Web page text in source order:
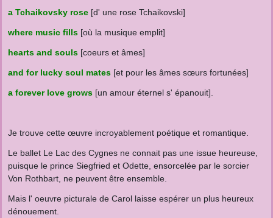
a Tchaikovsky rose [d' une rose Tchaikovski]
where music fills [où la musique emplit]
hearts and souls [coeurs et âmes]
and for lucky soul mates [et pour les âmes sœurs fortunées]
a forever love grows [un amour éternel s' épanouit].
Je trouve cette œuvre incroyablement poétique et romantique.
Le ballet Le Lac des Cygnes ne connait pas une issue heureuse,
puisque le prince Siegfried et Odette, ensorcelée par le sorcier
Von Rothbart, ne peuvent être ensemble.
Mais l' oeuvre picturale de Carol laisse espérer un plus heureux
dénouement.